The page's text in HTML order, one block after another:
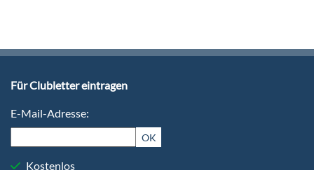
Für Clubletter eintragen
E-Mail-Adresse:
OK
Kostenlos